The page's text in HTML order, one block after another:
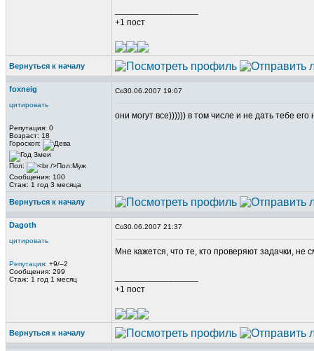
+1 пост
Вернуться к началу
foxneig
цитировать
Репутация: 0
Возраст: 18
Гороскоп:
Пол:
Сообщения: 100
Стаж: 1 год 3 месяца
30.06.2007 19:07
они могут все)))))) в том числе и не дать тебе его
Вернуться к началу
Dagoth
цитировать
Репутация: +9/–2
Сообщения: 299
Стаж: 1 год 1 месяц
30.06.2007 21:37
Мне кажется, что те, кто проверяют задачки, не
+1 пост
Вернуться к началу